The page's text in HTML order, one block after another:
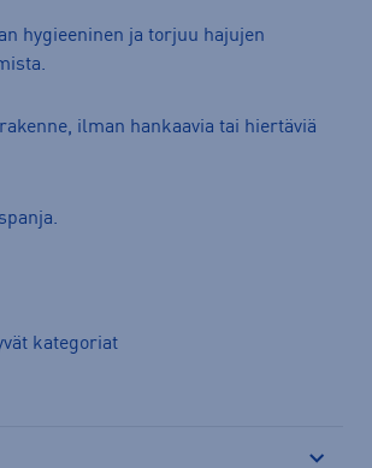
hygieeninen ja torjuu hajujen
ilman hankaavia tai hiertäviä
kategoriat